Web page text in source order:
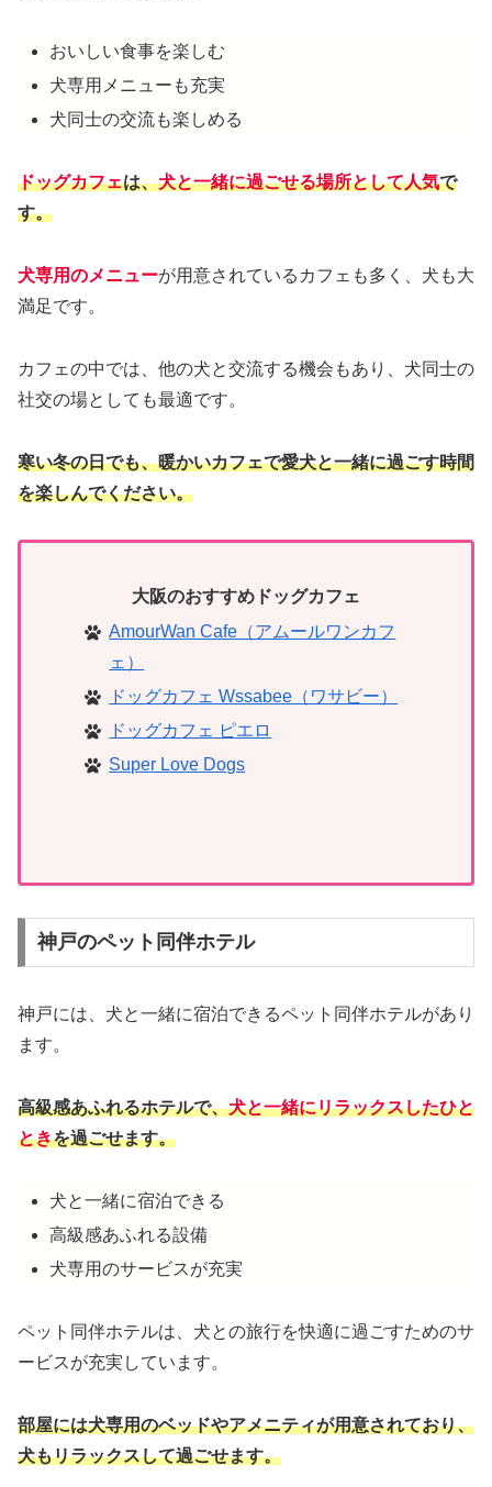
おいしい食事を楽しむ
犬専用メニューも充実
犬同士の交流も楽しめる
ドッグカフェは、犬と一緒に過ごせる場所として人気で
す。
犬専用のメニューが用意されているカフェも多く、犬も大
満足です。
カフェの中では、他の犬と交流する機会もあり、犬同士の
社交の場としても最適です。
寒い冬の日でも、暖かいカフェで愛犬と一緒に過ごす時間
を楽しんでください。
大阪のおすすめドッグカフェ
AmourWan Cafe（アムールワンカフ
ェ）
ドッグカフェ Wssabee（ワサビー）
ドッグカフェ ピエロ
Super Love Dogs
神戸のペット同伴ホテル
神戸には、犬と一緒に宿泊できるペット同伴ホテルがあり
ます。
高級感あふれるホテルで、犬と一緒にリラックスしたひと
ときを過ごせます。
犬と一緒に宿泊できる
高級感あふれる設備
犬専用のサービスが充実
ペット同伴ホテルは、犬との旅行を快適に過ごすためのサ
ービスが充実しています。
部屋には犬専用のベッドやアメニティが用意されており、
犬もリラックスして過ごせます。